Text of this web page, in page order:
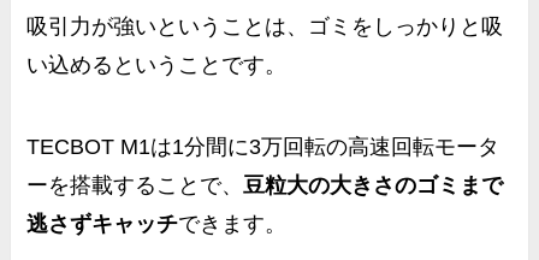
吸引力が強いということは、 ゴミをしっかりと吸
い込める ということです。
TECBOT M1は1分間に3万回転の高速回転モータ
ーを搭載することで、豆粒大の大きさのゴミまで
逃さずキャッチできます。